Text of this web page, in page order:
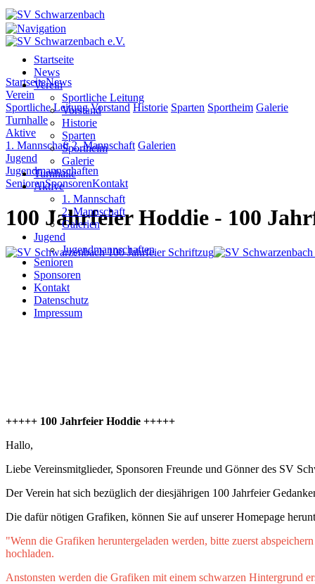
Startseite
News
Verein
Sportliche Leitung
Vorstand
Historie
Sparten
Sportheim
Galerie
Turnhalle
Aktive
1. Mannschaft
2. Mannschaft
Galerien
Jugend
Jugendmannschaften
Senioren
Sponsoren
Kontakt
Datenschutz
Impressum
StartseiteNews
Verein
Sportliche Leitung Vorstand Historie Sparten Sportheim Galerie
Turnhalle
Aktive
1. Mannschaft 2. Mannschaft Galerien
Jugend
Jugendmannschaften
SeniorenSponsorenKontakt
100 Jahrfeier Hoddie - 100
+++++ 100 Jahrfeier Hoddie +++++
Hallo,
Liebe Vereinsmitglieder, Sponsoren Freunde und Gönner des SV
Der Verein hat sich bezüglich der diesjährigen 100 Jahrfeier
Die dafür nötigen Grafiken, können Sie auf unserer Homepage
"Wenn die Grafiken heruntergeladen werden, bitte zuerst
hochladen.
Anstonsten werden die Grafiken mit einem schwarzen Hintergrund